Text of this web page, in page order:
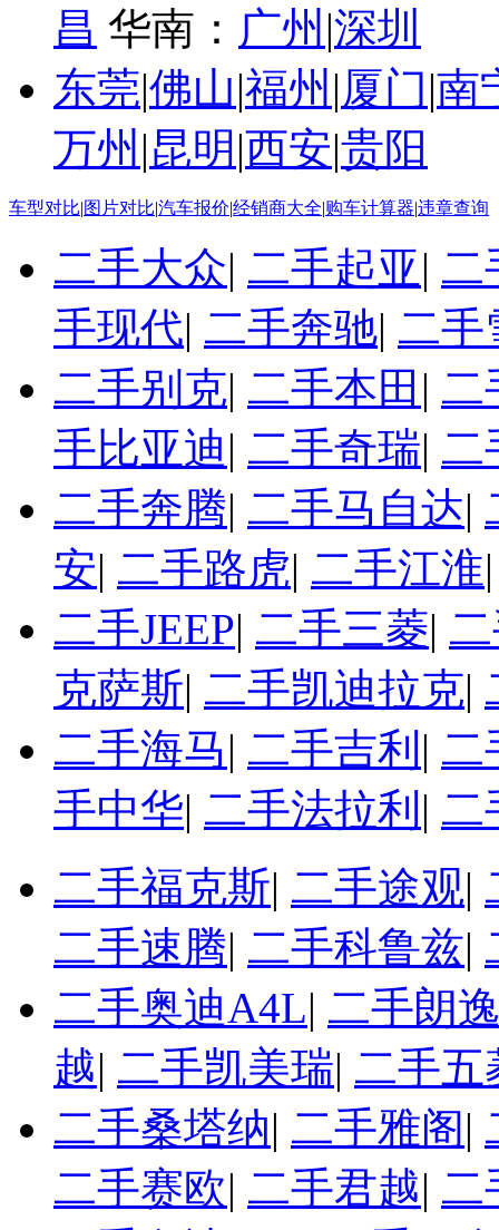
昌 华南： 广州 |深圳
东莞|佛山|福州 |厦门|南
万州 |昆明 |西安|贵阳
车型对比|图片对比|汽车报价|经销商大全|购车计算器|违章查询
二手大众| 二手起亚| 二
手现代| 二手奔驰| 二手
二手别克| 二手本田 | 二
手比亚迪| 二手奇瑞| 二
二手奔腾| 二手马自达|
安| 二手路虎| 二手江淮
二手JEEP| 二手三菱|
克萨斯| 二手凯迪拉克|
二手海马| 二手吉利 | 二
手中华| 二手法拉利 | 二
二手福克斯| 二手途观|
二手速腾| 二手科鲁兹|
二手奥迪A4L| 二手朗
越| 二手凯美瑞| 二手五
二手桑塔纳| 二手雅阁|
二手赛欧| 二手君越| 二